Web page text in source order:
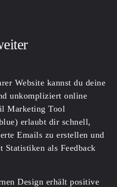
Website kannst du deine
unkompliziert online
Marketing Tool
) erlaubt dir schnell,
Emails zu erstellen und
Statistiken als Feedback
Design erhält positive